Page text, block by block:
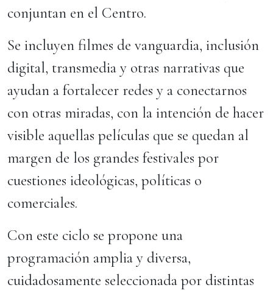
conjuntan en el Centro.
Se incluyen filmes de vanguardia, inclusión
digital, transmedia y otras narrativas que
ayudan a fortalecer redes y a conectarnos
con otras miradas, con la intención de hacer
visible aquellas películas que se quedan al
margen de los grandes festivales por
cuestiones ideológicas, políticas o
comerciales.
Con este ciclo se propone una
programación amplia y diversa,
cuidadosamente seleccionada por distintas